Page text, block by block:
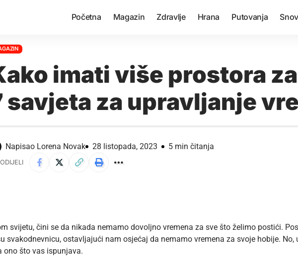
Početna Magazin Zdravlje Hrana Putovanja
imati više prostora
savjeta za upravljanje
Napisao Lorena Novak 28 listopada, 2023 5 min čitanja
svijetu, čini se da nikada nemamo dovoljno vremena za sve što želimo postići.
svakodnevnicu, ostavljajući nam osjećaj da nemamo vremena za svoje hobije. No,
ono što vas ispunjava.